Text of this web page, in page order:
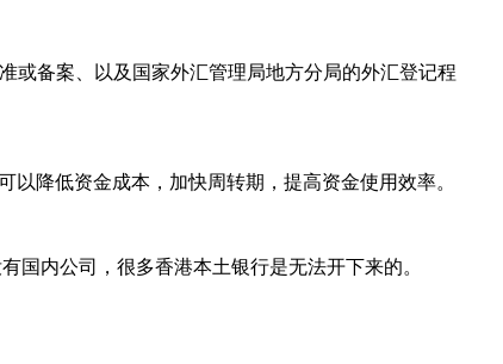
备案、以及国家外汇管理局地方分局的外汇登记程
降低资金成本，加快周转期，提高资金使用效率。
内公司，很多香港本土银行是无法开下来的。